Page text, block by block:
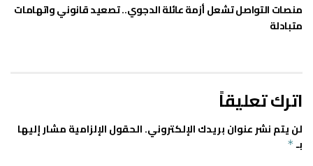
منصات التواصل تشعل أزمة عائلة الدجوي.. تصعيد قانوني واتهامات
متبادلة
اترك تعليقاً
لن يتم نشر عنوان بريدك الإلكتروني.الحقول الإلزامية مشار إليها
بـ *